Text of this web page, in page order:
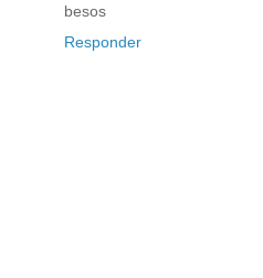
besos
Responder